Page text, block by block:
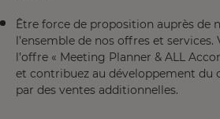
Être force de proposition auprès de
l’ensemble de nos offres et services.
l’offre « Meeting Planner & ALL
et contribuez au développement du
par des ventes additionnelles.